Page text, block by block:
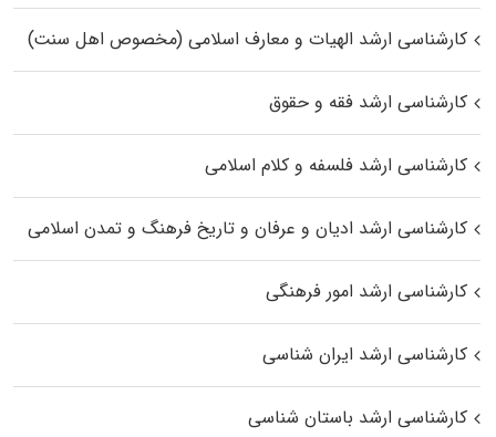
کارشناسی ارشد الهیات و معارف اسلامی (مخصوص اهل سنت)
کارشناسی ارشد فقه و حقوق
کارشناسی ارشد فلسفه و کلام اسلامی
کارشناسی ارشد ادیان و عرفان و تاریخ فرهنگ و تمدن اسلامی
کارشناسی ارشد امور فرهنگی
کارشناسی ارشد ایران شناسی
کارشناسی ارشد باستان شناسی